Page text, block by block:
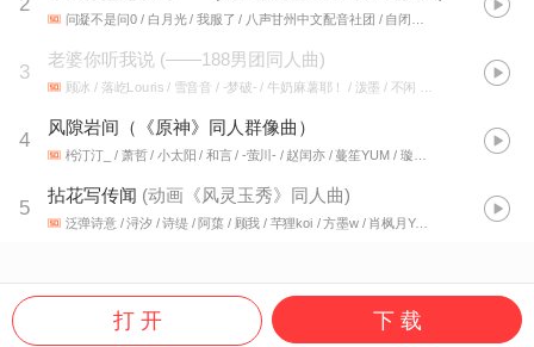
2
问凝不是问0 / 白月光 / 我服了 / 八声甘州中文配音社团 / 自闭少女樱桃 / 白阀 / 云汜 / 尤其YoChee / 凡凡凡凡凡音 / 壹奕 / 苏打岚Soda / 张发财MAF / 顾焉 / 阮初
3
老婆你听我说 (——188男团同人曲)
顾冰 / 落屹Louris / 雪音音 / -梦破- / 牛奶麻薯耶！ / 泼墨 / 不闲 / 凌悠 / ALO啊咧 / 时夏umiko5 / 砚丞 / 月椛 / 叶平新 / 小羊JUN吖 / 肖枫月Yue / C.h / 昍明暒 / 云汜
4
风隙岩间（《原神》同人群像曲）
枍汀汀_ / 萧哲 / 小太阳 / 和言 / -萤川- / 赵闰亦 / 蔓笙YUM / 璇珠 / 鸣千域 / 瓜瓜 / 慕洺mio / 鲸落 / 叶平新 / 周柃 / 自闭少女樱桃 / 无敌 / 宿年 / 时臣Tokiomi / -梦破- / 红霜 / 云汜 / 叶卡yolka
5
拈花写传闻 (动画《风灵玉秀》同人曲)
泛弹诗意 / 浔汐 / 诗缇 / 阿蕖 / 顾我 / 芊狸koi / 方墨w / 肖枫月Yue / 云汜 / Hin_谣曦怀_Filanly / 村东头桃老汉
打 开 下 载